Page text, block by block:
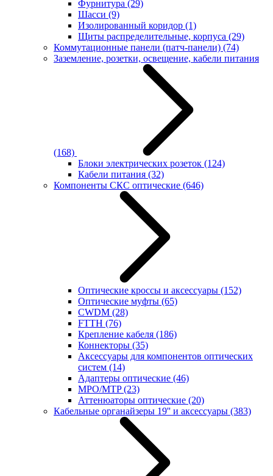
Фурнитура (29)
Шасси (9)
Изолированный коридор (1)
Щиты распределительные, корпуса (29)
Коммутационные панели (патч-панели) (74)
Заземление, розетки, освещение, кабели питания
(168)
Блоки электрических розеток (124)
Кабели питания (32)
Компоненты СКС оптические (646)
Оптические кроссы и аксессуары (152)
Оптические муфты (65)
CWDM (28)
FTTH (76)
Крепление кабеля (186)
Коннекторы (35)
Аксессуары для компонентов оптических
систем (14)
Адаптеры оптические (46)
MPO/MTP(23)
Аттенюаторы оптические (20)
Кабельные органайзеры 19'' и аксессуары (383)